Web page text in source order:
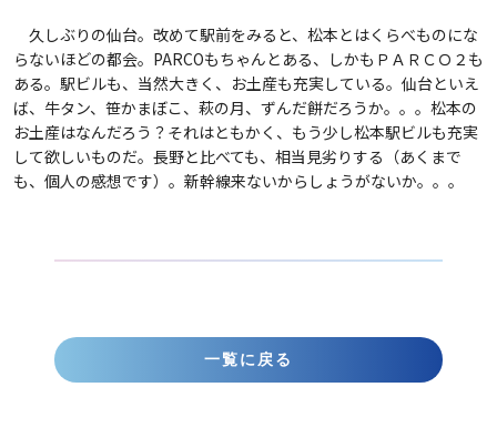
久しぶりの仙台。改めて駅前をみると、松本とはくらべものにな
らないほどの都会。PARCOもちゃんとある、しかもＰＡＲＣＯ２も
ある。駅ビルも、当然大きく、お土産も充実している。仙台といえ
ば、牛タン、笹かまぼこ、萩の月、ずんだ餅だろうか。。。松本の
お土産はなんだろう？それはともかく、もう少し松本駅ビルも充実
して欲しいものだ。長野と比べても、相当見劣りする（あくまで
も、個人の感想です）。新幹線来ないからしょうがないか。。。
一覧に戻る